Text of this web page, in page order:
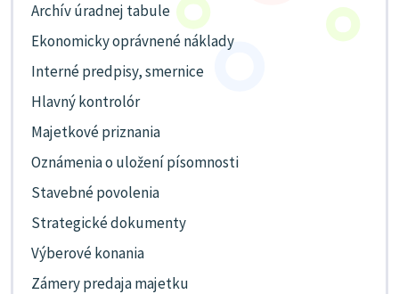
Archív úradnej tabule
Ekonomicky oprávnené náklady
Interné predpisy, smernice
Hlavný kontrolór
Majetkové priznania
Oznámenia o uložení písomnosti
Stavebné povolenia
Strategické dokumenty
Výberové konania
Zámery predaja majetku